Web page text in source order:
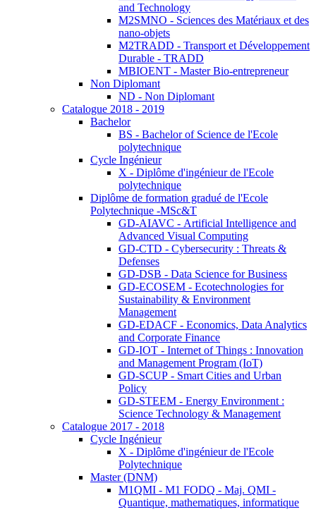
and Technology
M2SMNO - Sciences des Matériaux et des
nano-objets
M2TRADD - Transport et Développement
Durable - TRADD
MBIOENT - Master Bio-entrepreneur
Non Diplomant
ND - Non Diplomant
Catalogue 2018 - 2019
Bachelor
BS - Bachelor of Science de l'Ecole
polytechnique
Cycle Ingénieur
X - Diplôme d'ingénieur de l'Ecole
polytechnique
Diplôme de formation gradué de l'Ecole
Polytechnique -MSc&T
GD-AIAVC - Artificial Intelligence and
Advanced Visual Computing
GD-CTD - Cybersecurity : Threats &
Defenses
GD-DSB - Data Science for Business
GD-ECOSEM - Ecotechnologies for
Sustainability & Environment
Management
GD-EDACF - Economics, Data Analytics
and Corporate Finance
GD-IOT - Internet of Things : Innovation
and Management Program (IoT)
GD-SCUP - Smart Cities and Urban
Policy
GD-STEEM - Energy Environment :
Science Technology & Management
Catalogue 2017 - 2018
Cycle Ingénieur
X - Diplôme d'ingénieur de l'Ecole
Polytechnique
Master (DNM)
M1QMI - M1 FODQ - Maj. QMI -
Quantique, mathematiques, informatique